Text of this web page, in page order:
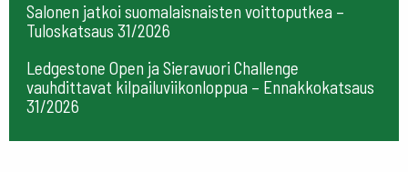
Salonen jatkoi suomalaisnaisten voittoputkea –
Tuloskatsaus 31/2026
Ledgestone Open ja Sieravuori Challenge
vauhdittavat kilpailuviikonloppua – Ennakkokatsaus
31/2026